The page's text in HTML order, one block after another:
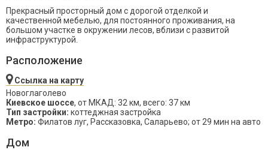
Прекрасный просторный дом с дорогой отделкой и
качественной мебелью, для постоянного проживания, на
большом участке в окружении лесов, вблизи с развитой
инфраструктурой.
Расположение
Ссылка на карту
Новоглаголево
Киевское шоссе, от МКАД: 32 км, всего: 37 км
Тип застройки: коттеджная застройка
Метро: Филатов луг, Рассказовка, Саларьево; от 29 мин на авто
Дом